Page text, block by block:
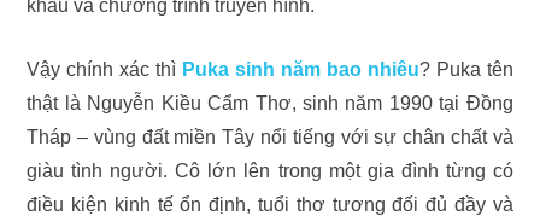
khấu và chương trình truyền hình.
Vậy chính xác thì Puka sinh năm bao nhiêu? Puka tên
thật là Nguyễn Kiều Cẩm Thơ, sinh năm 1990 tại Đồng
Tháp – vùng đất miền Tây nổi tiếng với sự chân chất và
giàu tình người. Cô lớn lên trong một gia đình từng có
điều kiện kinh tế ổn định, tuổi thơ tương đối đủ đầy và